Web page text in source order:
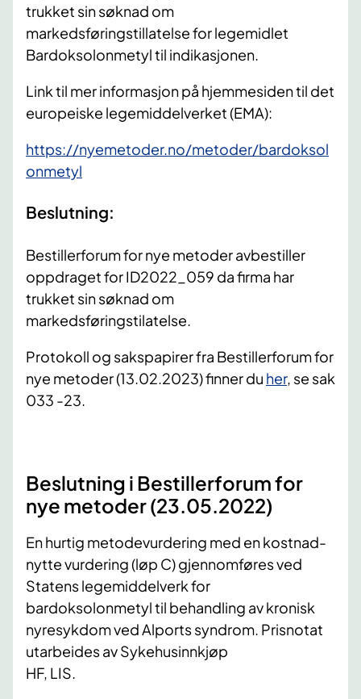
trukket sin søknad om
markedsføringstillatelse for legemidlet
Bardoksolonmetyl til indikasjonen.
Link til mer informasjon på hjemmesiden til det
europeiske legemiddelverket (EMA):
https://nyemetoder.no/metoder/bardoksol
onmetyl
Beslutning:
Bestillerforum for nye metoder avbestiller
oppdraget for ID2022_059 da firma har
trukket sin søknad om
markedsføringstilatelse.
Protokoll og sakspapirer fra Bestillerforum for
nye metoder (13.02.2023) finner du her, se sak
033 -23.
Beslutning i Bestillerforum for
nye metoder (23.05.2022)
En hurtig metodevurdering med en kostnad-
nytte vurdering (løp C) gjennomføres ved
Statens legemiddelverk for
bardoksolonmetyl til behandling av kronisk
nyresykdom ved Alports syndrom. Prisnotat
utarbeides av Sykehusinnkjøp
HF, LIS.